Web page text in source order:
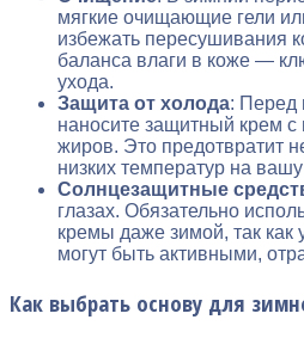
мягкие очищающие гели
избежать пересушивания
баланса влаги в коже —
ухода.
Защита от холода: Перед
наносите защитный крем
жиров. Это предотвратит
низких температур на вашу
Солнцезащитные
глазах. Обязательно
кремы даже зимой, так как
могут быть активными,
Как выбрать основу для